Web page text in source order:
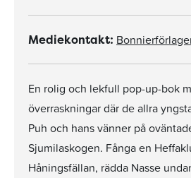
Mediekontakt:
En rolig och lekfull pop-up-bok
överraskningar där de allra
Puh och hans vänner på
Sjumilaskogen. Fånga en
Håningsfällan, rädda Nasse